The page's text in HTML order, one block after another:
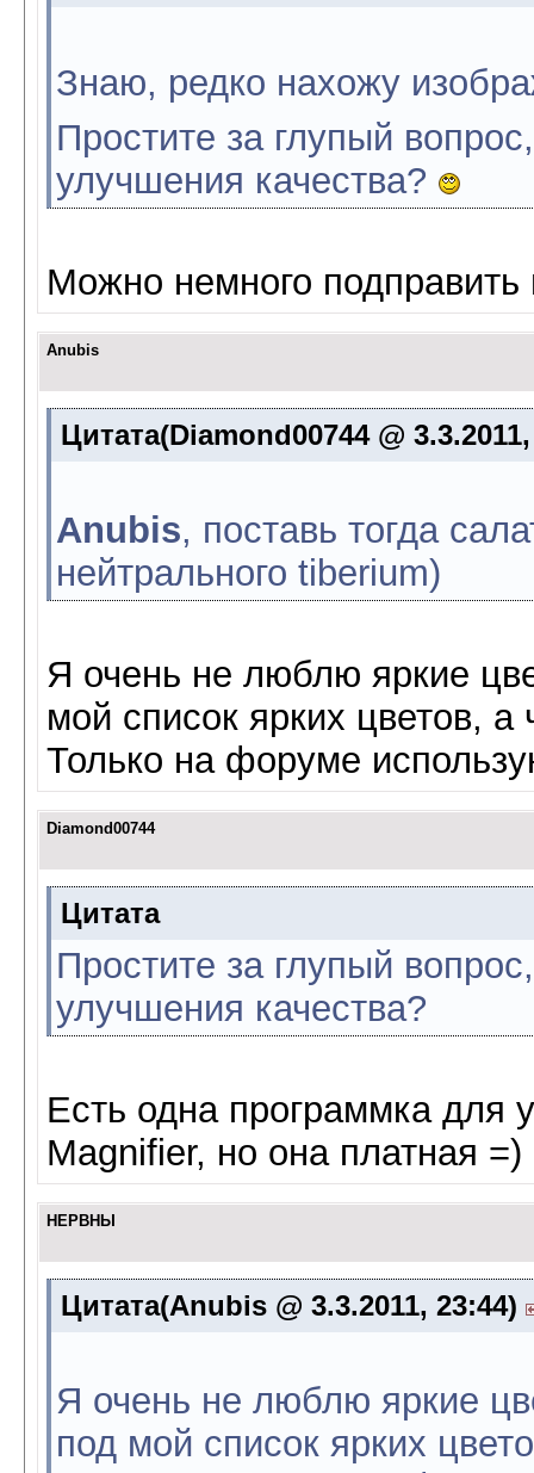
Знаю, редко нахожу
Простите за глупый
улучшения качества?
Можно немного
Anubis
Цитата(Diamond00744 @
Anubis, поставь тогда
нейтрального tiberium)
Я очень не люблю яркие
мой список ярких цветов,
Только на форуме
Diamond00744
Цитата
Простите за глупый
улучшения качества?
Есть одна программка для
Magnifier, но она платная =)
НЕРВНЫ
Цитата(Anubis @ 3.3.2011, 23:44)
Я очень не люблю яркие
под мой список ярких